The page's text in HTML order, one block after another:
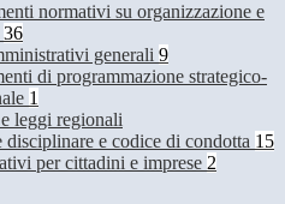
normativi su organizzazione e
36
generali 9
di programmazione strategico-
1
leggi regionali
disciplinare e codice di condotta 15
per cittadini e imprese 2